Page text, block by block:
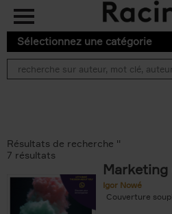
Aller au contenu principal
Sélectionnez une catégorie
Résultats de recherche ''
7 résultats
Marketing
Igor Nowé
Couverture